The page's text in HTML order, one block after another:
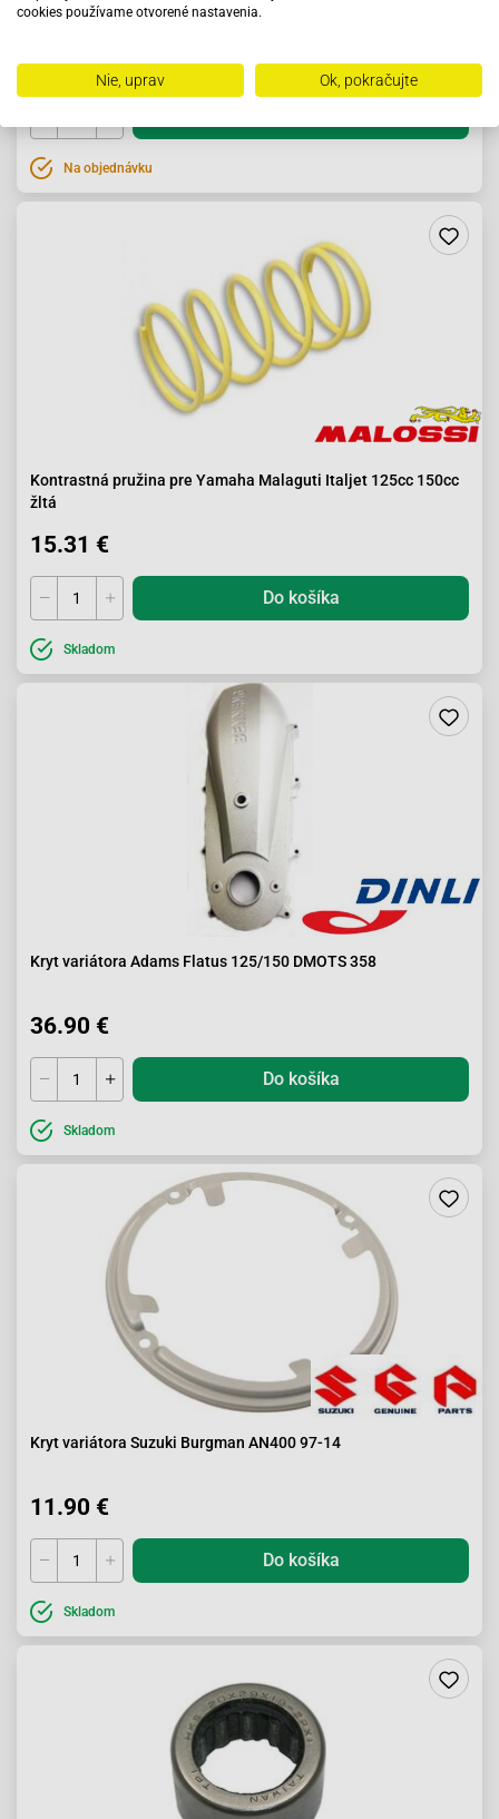
Takt
16.36 €
Na objednávku
Kontrastná pružina pre Yamaha Malaguti Italjet 125cc 150cc
žltá
15.31 €
Do košíka
Skladom
Kryt variátora Adams Flatus 125/150 DMOTS 358
36.90 €
Do košíka
Skladom
Kryt variátora Suzuki Burgman AN400 97-14
11.90 €
Do košíka
Skladom
cookies používame otvorené nastavenia.
Nie, uprav Ok, pokračujte